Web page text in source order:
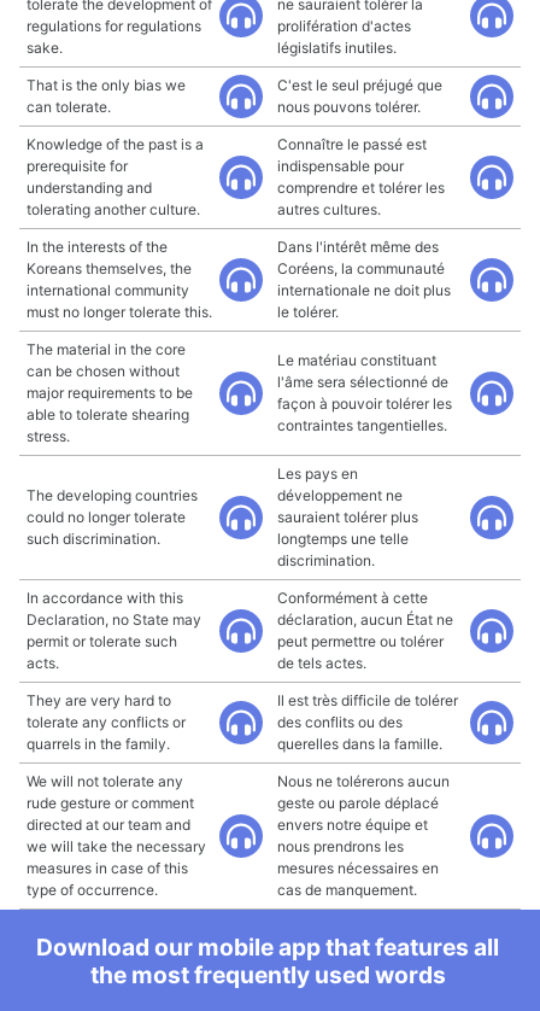
tolerate the development of
regulations for regulations
sake.
ne sauraient tolérer la
prolifération d'actes
législatifs inutiles.
That is the only bias we
can tolerate.
C'est le seul préjugé que
nous pouvons tolérer.
Knowledge of the past is a
prerequisite for
understanding and
tolerating another culture.
Connaître le passé est
indispensable pour
comprendre et tolérer les
autres cultures.
In the interests of the
Koreans themselves, the
international community
must no longer tolerate this.
Dans l'intérêt même des
Coréens, la communauté
internationale ne doit plus
le tolérer.
The material in the core
can be chosen without
major requirements to be
able to tolerate shearing
stress.
Le matériau constituant
l'âme sera sélectionné de
façon à pouvoir tolérer les
contraintes tangentielles.
The developing countries
could no longer tolerate
such discrimination.
Les pays en
développement ne
sauraient tolérer plus
longtemps une telle
discrimination.
In accordance with this
Declaration, no State may
permit or tolerate such
acts.
Conformément à cette
déclaration, aucun État ne
peut permettre ou tolérer
de tels actes.
They are very hard to
tolerate any conflicts or
quarrels in the family.
Il est très difficile de tolérer
des conflits ou des
querelles dans la famille.
We will not tolerate any
rude gesture or comment
directed at our team and
we will take the necessary
measures in case of this
type of occurrence.
Nous ne tolérerons aucun
geste ou parole déplacé
envers notre équipe et
nous prendrons les
mesures nécessaires en
cas de manquement.
Download our mobile app that features all
the most frequently used words